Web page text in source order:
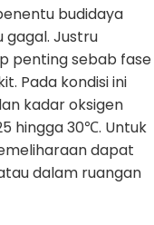
budidaya
gagal. Justru
penting sebab fase
Pada kondisi ini
kadar oksigen
hingga 30℃. Untuk
dapat
dalam ruangan